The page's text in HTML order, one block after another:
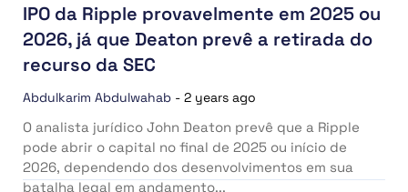
IPO da Ripple provavelmente em 2025 ou
2026, já que Deaton prevê a retirada do
recurso da SEC
Abdulkarim Abdulwahab - 2 years ago
O analista jurídico John Deaton prevê que a Ripple
pode abrir o capital no final de 2025 ou início de
2026, dependendo dos desenvolvimentos em sua
batalha legal em andamento...